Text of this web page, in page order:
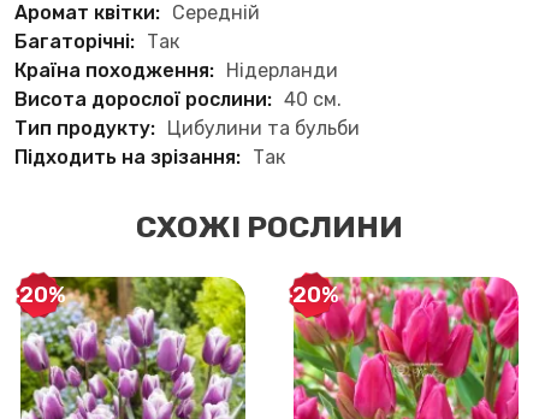
Аромат квітки: Середній
Багаторічні: Так
Країна походження: Нідерланди
Висота дорослої рослини: 40 см.
Тип продукту: Цибулини та бульби
Підходить на зрізання: Так
СХОЖІ РОСЛИНИ
-20% -20%